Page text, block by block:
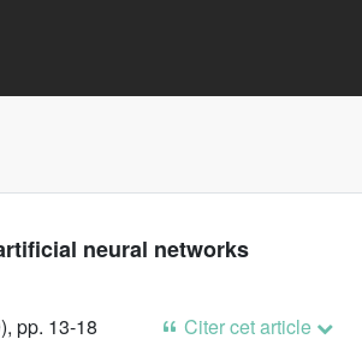
neural networks
pp. 13-18
Citer cet article